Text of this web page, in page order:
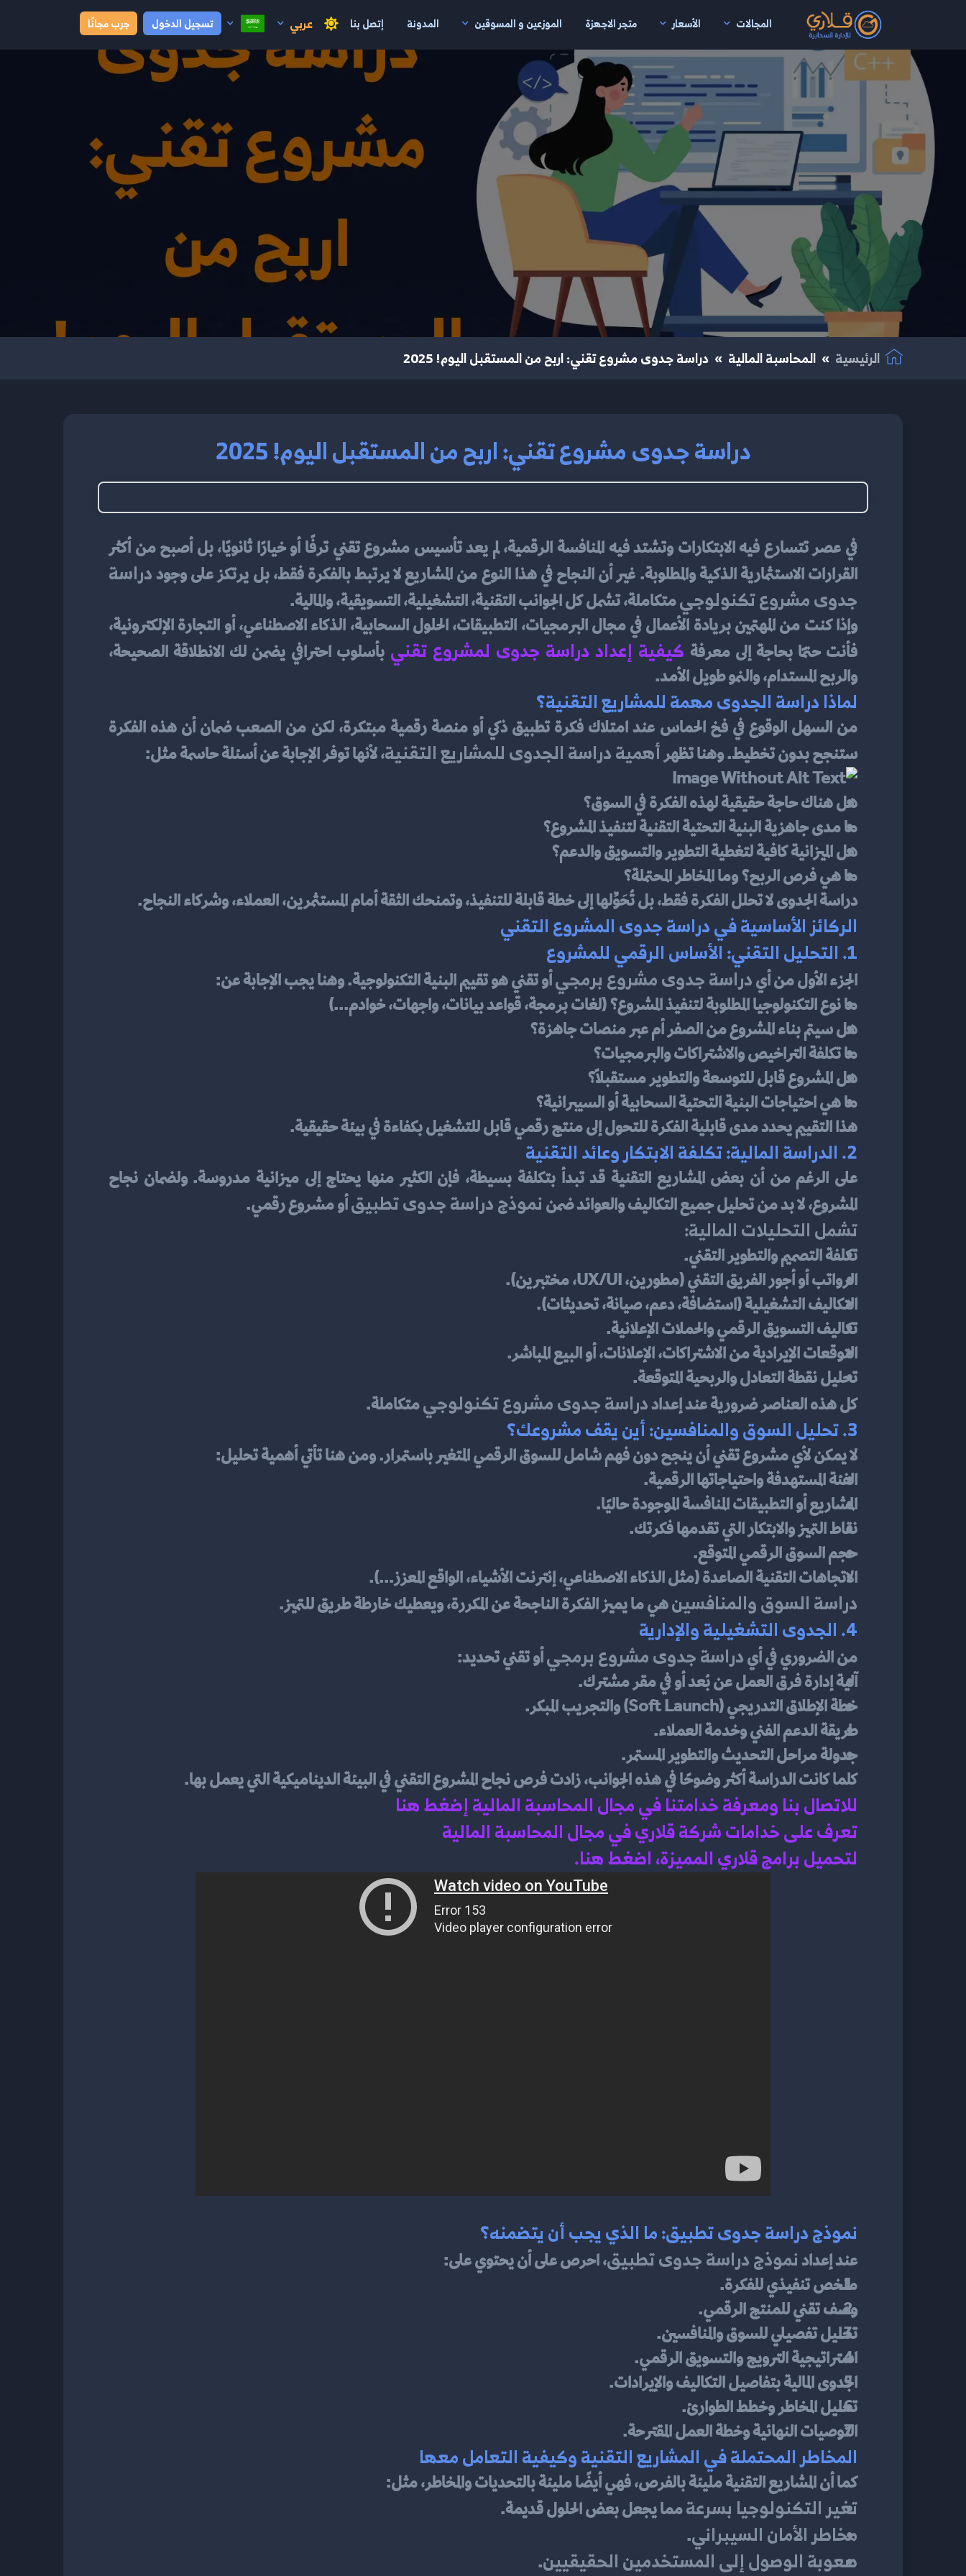
المجالات الأسعار متجر الاجهزة الموزعين و المسوقين المدونة إتصل بنا عربي تسجيل الدخول جرب مجانًا
انتقال إلى المحتوى الرئيسي
الرئيسية المحاسبة المالية دراسة جدوى مشروع تقني: اربح من المستقبل اليوم! 2025
دراسة جدوى مشروع تقني: اربح من المستقبل اليوم! 2025
في عصر تتسارع فيه الابتكارات وتشتد فيه المنافسة الرقمية، لم يعد تأسيس مشروع تقني ترفًا أو خيارًا ثانويًا، بل أصبح من أكثر
القرارات الاستثمارية الذكية والمطلوبة. غير أن النجاح في هذا النوع من المشاريع لا يرتبط بالفكرة فقط، بل يرتكز على وجود
جدوى مشروع تكنولوجي متكاملة، تشمل كل الجوانب التقنية، التشغيلية، التسويقية، والمالية.
فأنت حتمًا بحاجة إلى معرفة كيفية إعداد دراسة جدوى لمشروع تقني
والربح المستدام، والنمو طويل الأمد.
لماذا دراسة الجدوى مهمة للمشاريع التقنية؟
ستنجح بدون تخطيط. وهنا تظهر أهمية دراسة الجدوى للمشاريع التقنية، لأنها توفر الإجابة عن أسئلة حاسمة مثل:
هل هناك حاجة حقيقية لهذه الفكرة في السوق؟
ما مدى جاهزية البنية التحتية التقنية لتنفيذ المشروع؟
هل الميزانية كافية لتغطية التطوير والتسويق والدعم؟
ما هي فرص الربح؟ وما المخاطر المحتملة؟
دراسة الجدوى لا تحلل الفكرة فقط، بل تُحَوِّلها إلى خطة قابلة للتنفيذ، وتمنحك الثقة أمام المستثمرين، العملاء، وشركاء النجاح.
الركائز الأساسية في دراسة جدوى المشروع التقني
1. التحليل التقني: الأساس الرقمي للمشروع
الجزء الأول من أي دراسة جدوى مشروع برمجي أو تقني هو تقييم البنية التكنولوجية. وهنا يجب الإجابة عن:
ما نوع التكنولوجيا المطلوبة لتنفيذ المشروع؟ (لغات برمجة، قواعد بيانات، واجهات، خوادم...)
هل سيتم بناء المشروع من الصفر أم عبر منصات جاهزة؟
ما تكلفة التراخيص والاشتراكات والبرمجيات؟
هل المشروع قابل للتوسعة والتطوير مستقبلاً؟
ما هي احتياجات البنية التحتية السحابية أو السيبرانية؟
هذا التقييم يحدد مدى قابلية الفكرة للتحول إلى منتج رقمي قابل للتشغيل بكفاءة في بيئة حقيقية.
2. الدراسة المالية: تكلفة الابتكار وعائد التقنية
المشروع، لا بد من تحليل جميع التكاليف والعوائد ضمن نموذج دراسة جدوى تطبيق أو مشروع رقمي.
تشمل التحليلات المالية:
تكلفة التصميم والتطوير التقني.
الرواتب أو أجور الفريق التقني (مطورين، UX/UI، مختبرين).
التكاليف التشغيلية (استضافة، دعم، صيانة، تحديثات).
تكاليف التسويق الرقمي والحملات الإعلانية.
التوقعات الإيرادية من الاشتراكات، الإعلانات، أو البيع المباشر.
تحليل نقطة التعادل والربحية المتوقعة.
كل هذه العناصر ضرورية عند إعداد دراسة جدوى مشروع تكنولوجي متكاملة.
3. تحليل السوق والمنافسين: أين يقف مشروعك؟
لا يمكن لأي مشروع تقني أن ينجح دون فهم شامل للسوق الرقمي المتغير باستمرار. ومن هنا تأتي أهمية تحليل:
الفئة المستهدفة واحتياجاتها الرقمية.
المشاريع أو التطبيقات المنافسة الموجودة حاليًا.
نقاط التميز والابتكار التي تقدمها فكرتك.
حجم السوق الرقمي المتوقع.
الاتجاهات التقنية الصاعدة (مثل الذكاء الاصطناعي، إنترنت الأشياء، الواقع المعزز...).
دراسة السوق والمنافسين هي ما يميز الفكرة الناجحة عن المكررة، ويعطيك خارطة طريق للتميز.
4. الجدوى التشغيلية والإدارية
من الضروري في أي دراسة جدوى مشروع برمجي أو تقني تحديد:
آلية إدارة فرق العمل عن بُعد أو في مقر مشترك.
خطة الإطلاق التدريجي (Soft Launch) والتجريب المبكر.
طريقة الدعم الفني وخدمة العملاء.
جدولة مراحل التحديث والتطوير المستمر.
كلما كانت الدراسة أكثر وضوحًا في هذه الجوانب، زادت فرص نجاح المشروع التقني في البيئة الديناميكية التي يعمل بها.
للاتصال بنا ومعرفة خدامتنا في مجال المحاسبة المالية إضغط هنا
تعرف على خدامات شركة قلاري في مجال المحاسبة المالية
لتحميل برامج قلاري المميزة، اضغط هنا.
نموذج دراسة جدوى تطبيق: ما الذي يجب أن يتضمنه؟
عند إعداد نموذج دراسة جدوى تطبيق، احرص على أن يحتوي على:
ملخص تنفيذي للفكرة.
وصف تقني للمنتج الرقمي.
تحليل تفصيلي للسوق والمنافسين.
استراتيجية الترويج والتسويق الرقمي.
الجدوى المالية بتفاصيل التكاليف والإيرادات.
تحليل المخاطر وخطط الطوارئ.
التوصيات النهائية وخطة العمل المقترحة.
المخاطر المحتملة في المشاريع التقنية وكيفية التعامل معها
كما أن المشاريع التقنية مليئة بالفرص، فهي أيضًا مليئة بالتحديات والمخاطر، مثل:
تغير التكنولوجيا بسرعة مما يجعل بعض الحلول قديمة.
مخاطر الأمان السيبراني.
صعوبة الوصول إلى المستخدمين الحقيقيين.